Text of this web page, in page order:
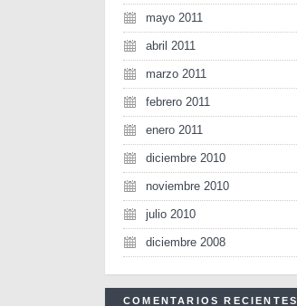
mayo 2011
abril 2011
marzo 2011
febrero 2011
enero 2011
diciembre 2010
noviembre 2010
julio 2010
diciembre 2008
COMENTARIOS RECIENTES